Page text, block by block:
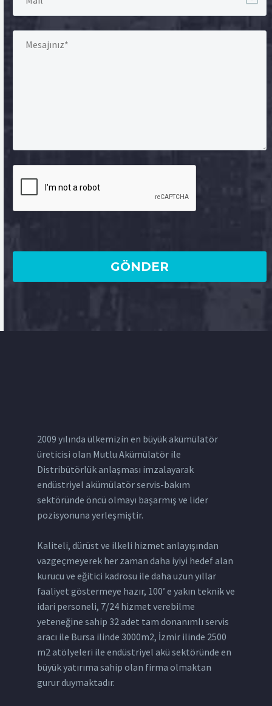
2009 yılında ülkemizin en büyük akümülatör
üreticisi olan Mutlu Akümülatör ile
Distribütörlük anlaşması imzalayarak
endüstriyel akümülatör servis-bakım
sektöründe öncü olmayı başarmış ve lider
pozisyonuna yerleşmiştir.
Kaliteli, dürüst ve ilkeli hizmet anlayışından
vazgeçmeyerek her zaman daha iyiyi hedef alan
kurucu ve eğitici kadrosu ile daha uzun yıllar
faaliyet göstermeye hazır, 100’ e yakın teknik ve
idari personeli, 7/24 hizmet verebilme
yeteneğine sahip 32 adet tam donanımlı servis
aracı ile Bursa ilinde 3000m2, İzmir ilinde 2500
m2 atölyeleri ile endüstriyel akü sektöründe en
büyük yatırıma sahip olan firma olmaktan
gurur duymaktadır.